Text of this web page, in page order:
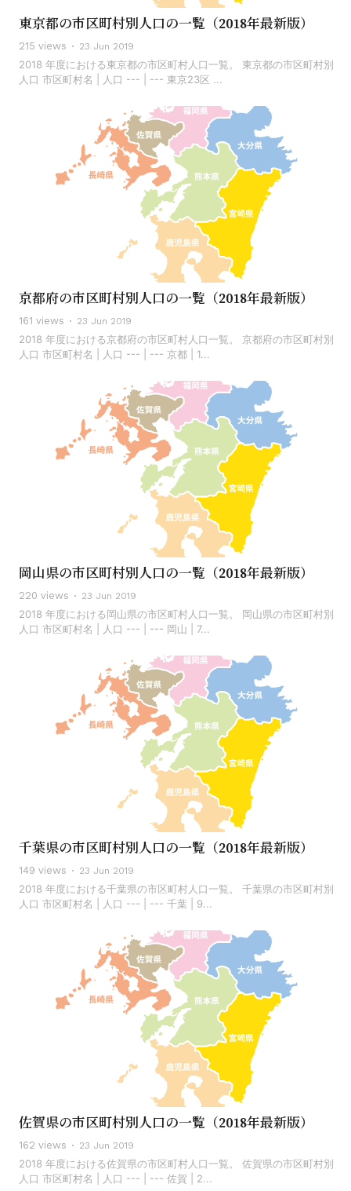
東京都の市区町村別人口の一覧（2018年最新版）
215 views 23 Jun 2019
2018 年度における東京都の市区町村人口一覧。 東京都の市区町村別
人口 市区町村名 | 人口 --- | --- 東京23区 ...
京都府の市区町村別人口の一覧（2018年最新版）
161 views 23 Jun 2019
2018 年度における京都府の市区町村人口一覧。 京都府の市区町村別
人口 市区町村名 | 人口 --- | --- 京都 | 1...
岡山県の市区町村別人口の一覧（2018年最新版）
220 views 23 Jun 2019
2018 年度における岡山県の市区町村人口一覧。 岡山県の市区町村別
人口 市区町村名 | 人口 --- | --- 岡山 | 7...
千葉県の市区町村別人口の一覧（2018年最新版）
149 views 23 Jun 2019
2018 年度における千葉県の市区町村人口一覧。 千葉県の市区町村別
人口 市区町村名 | 人口 --- | --- 千葉 | 9...
佐賀県の市区町村別人口の一覧（2018年最新版）
162 views 23 Jun 2019
2018 年度における佐賀県の市区町村人口一覧。 佐賀県の市区町村別
人口 市区町村名 | 人口 --- | --- 佐賀 | 2...